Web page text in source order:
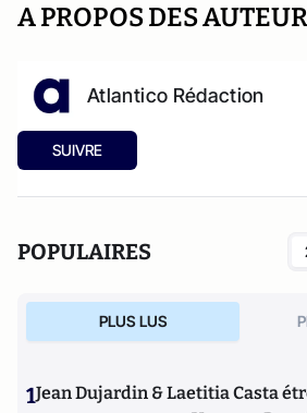
A PROPOS DES
Atlantico Rédaction
SUIVRE
POPULAIRES
PLUS LUS
1Jean Dujardin & Laetitia Casta